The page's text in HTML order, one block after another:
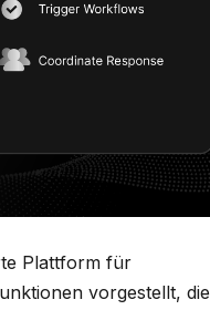
Plattform für
vorgestellt, die